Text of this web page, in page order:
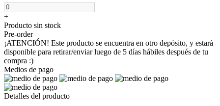
+
Producto sin stock
Pre-order
¡ATENCIÓN! Este producto se encuentra en otro depósito, y estará
disponible para retirar/enviar luego de 5 días hábiles después de tu
compra :)
Medios de pago
Detalles del producto